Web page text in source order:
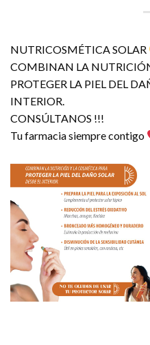
NUTRICOSMÉTICA SOLAR
COMBINAN LA
PROTEGER LA PIEL DEL
INTERIOR.
CONSÚLTANOS !!!
Tu farmacia siempre contigo